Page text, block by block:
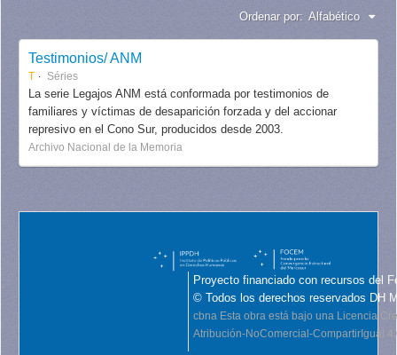
Ordenar por: Alfabético
Testimonios/ ANM
T Séries
La serie Legajos ANM está conformada por testimonios de
familiares y víctimas de desaparición forzada y del accionar
represivo en el Cono Sur, producidos desde 2003.
Archivo Nacional de la Memoria
Proyecto financiado con recursos del
© Todos los derechos reservados DH
cbna Esta obra está bajo una Licencia
Atribución-NoComercial-CompartirIgual